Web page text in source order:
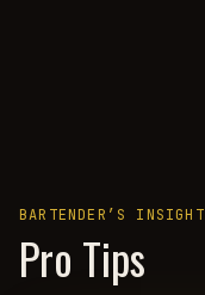
BARTENDER’S INSIGHT
Pro Tips